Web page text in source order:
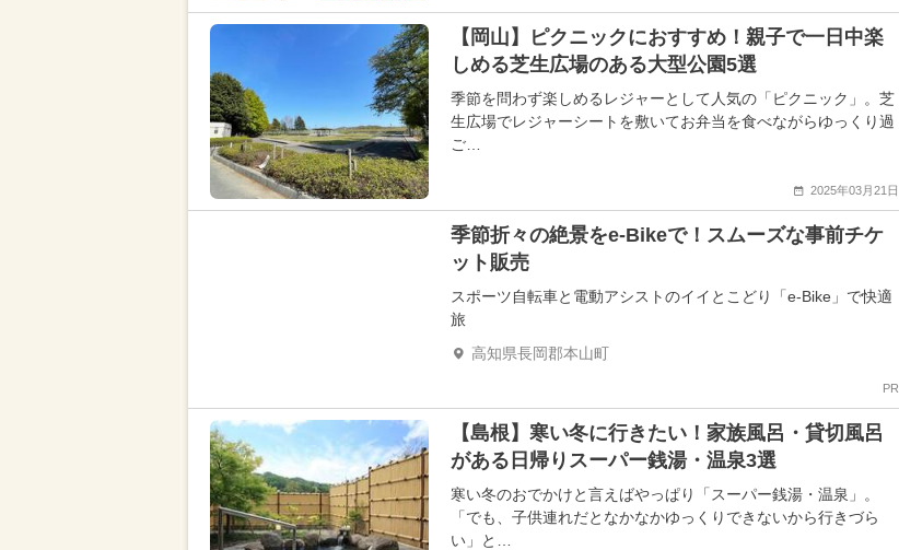
【岡山】ピクニックにおすすめ！親子で一日中楽
しめる芝生広場のある大型公園5選
季節を問わず楽しめるレジャーとして人気の「ピクニック」。芝
生広場でレジャーシートを敷いてお弁当を食べながらゆっくり過
ご…
2025年03月21日
季節折々の絶景をe-Bikeで！スムーズな事前チケ
ット販売
スポーツ自転車と電動アシストのイイとこどり「e-Bike」で快適
旅
高知県長岡郡本山町
PR
【島根】寒い冬に行きたい！家族風呂・貸切風呂
がある日帰りスーパー銭湯・温泉3選
寒い冬のおでかけと言えばやっぱり「スーパー銭湯・温泉」。
「でも、子供連れだとなかなかゆっくりできないから行きづら
い」と…